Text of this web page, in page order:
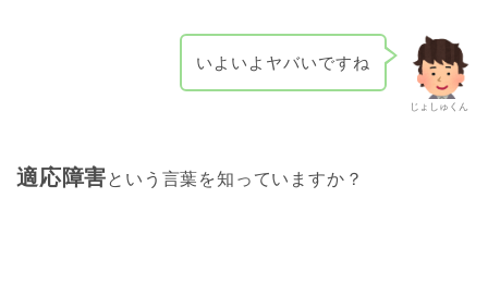
じょしゅくん
いよいよヤバいですね
適応障害という言葉を知っていますか？